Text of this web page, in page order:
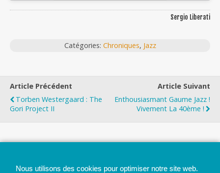
Sergio Liberati
Catégories: Chroniques, Jazz
Article Précédent
Torben Westergaard : The
Gori Project II
Article Suivant
Enthousiasmant Gaume Jazz !
Vivement La 40ème !
Nous utilisons des cookies pour optimiser notre site web.